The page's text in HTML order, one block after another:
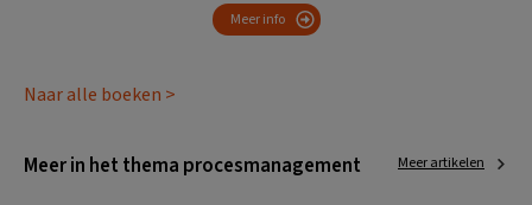
Meer info
Naar alle boeken >
Meer in het thema procesmanagement Meer artikelen